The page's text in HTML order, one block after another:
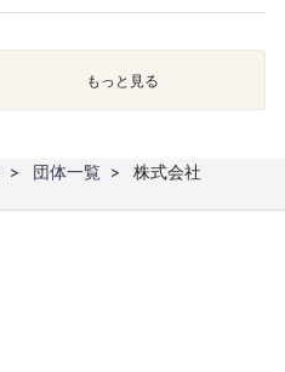
もっと見る
団体一覧
株式会社